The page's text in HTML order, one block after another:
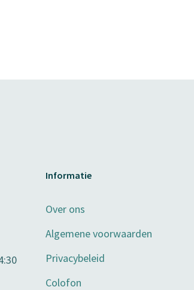
Informatie
Over ons
Algemene voorwaarden
Privacybeleid
Colofon